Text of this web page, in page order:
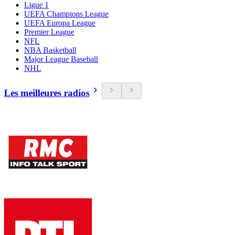
Ligue 1
UEFA Champions League
UEFA Europa League
Premier League
NFL
NBA Basketball
Major League Baseball
NHL
Les meilleures radios